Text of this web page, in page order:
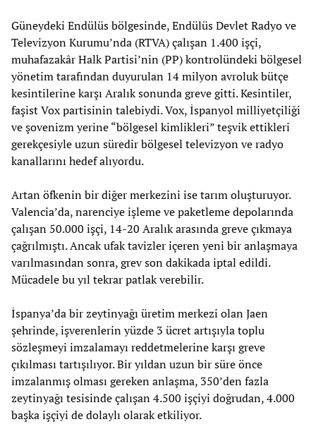
Güneydeki Endülüs bölgesinde, Endülüs Devlet Radyo ve
Televizyon Kurumu’nda (RTVA) çalışan 1.400 işçi,
muhafazakâr Halk Partisi’nin (PP) kontrolündeki bölgesel
yönetim tarafından duyurulan 14 milyon avroluk bütçe
kesintilerine karşı Aralık sonunda greve gitti. Kesintiler,
faşist Vox partisinin talebiydi. Vox, İspanyol milliyetçiliği
ve şovenizm yerine “bölgesel kimlikleri” teşvik ettikleri
gerekçesiyle uzun süredir bölgesel televizyon ve radyo
kanallarını hedef alıyordu.
Artan öfkenin bir diğer merkezini ise tarım oluşturuyor.
Valencia’da, narenciye işleme ve paketleme depolarında
çalışan 50.000 işçi, 14-20 Aralık arasında greve çıkmaya
çağrılmıştı. Ancak ufak tavizler içeren yeni bir anlaşmaya
varılmasından sonra, grev son dakikada iptal edildi.
Mücadele bu yıl tekrar patlak verebilir.
İspanya’da bir zeytinyağı üretim merkezi olan Jaen
şehrinde, işverenlerin yüzde 3 ücret artışıyla toplu
sözleşmeyi imzalamayı reddetmelerine karşı greve
çıkılması tartışılıyor. Bir yıldan uzun bir süre önce
imzalanmış olması gereken anlaşma, 350’den fazla
zeytinyağı tesisinde çalışan 4.500 işçiyi doğrudan, 4.000
başka işçiyi de dolaylı olarak etkiliyor.